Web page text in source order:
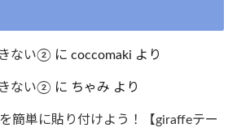
ない② に coccomaki より
ない② に ちゃみ より
簡単に貼り付けよう！【giraffeテー